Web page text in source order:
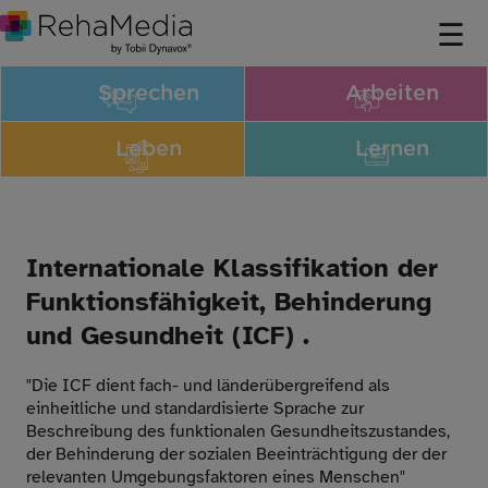
Internationale Klassifikation der
Funktionsfähigkeit, Behinderung
und Gesundheit (ICF) .
"Die ICF dient fach- und länderübergreifend als
einheitliche und standardisierte Sprache zur
Beschreibung des funktionalen Gesundheitszustandes,
der Behinderung der sozialen Beeinträchtigung der der
relevanten Umgebungsfaktoren eines Menschen"
Sprechen Arbeiten
Leben Lernen